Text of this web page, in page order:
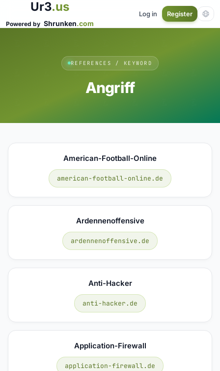
Ur3.us
Powered by Shrunken.com
Log in Register
REFERENCES / KEYWORD
Angriff
American-Football-Online
american-football-online.de
Ardennenoffensive
ardennenoffensive.de
Anti-Hacker
anti-hacker.de
Application-Firewall
application-firewall.de